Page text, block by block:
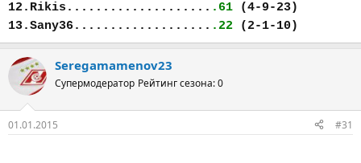
12.Rikis.................... .61 (4-9-23)
13.Sany36................... .22 (2-1-10)
Seregamamenov23
Супермодератор Рейтинг сезона: 0
01.01.2015 #31